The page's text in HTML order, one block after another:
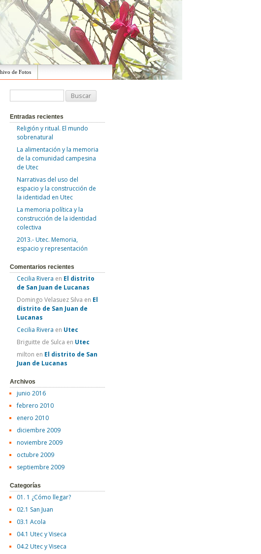
de Fotos
sEntradas recientes
Religión y ritual. El mundo
sobrenatural
La alimentación y la memoria
de la comunidad campesina
de Utec
Narrativas del uso del
espacio y la construcción de
la identidad en Utec
La memoria política y la
construcción de la identidad
colectiva
2013.- Utec. Memoria,
espacio y representación
Comentarios recientes
Cecilia Rivera en El distrito
de San Juan de Lucanas
Domingo Velasuez Silva en El
distrito de San Juan de
Lucanas
Cecilia Rivera en Utec
Briguitte de Sulca en Utec
milton en El distrito de San
Juan de Lucanas
Archivos
junio 2016
febrero 2010
enero 2010
diciembre 2009
noviembre 2009
octubre 2009
septiembre 2009
Categorías
01. 1 ¿Cómo llegar?
02.1 San Juan
03.1 Acola
04.1 Utec y Viseca
04.2 Utec y Viseca